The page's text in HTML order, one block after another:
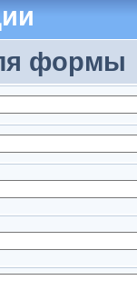
формы